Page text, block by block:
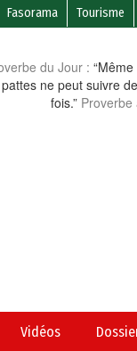
Fasorama Tourisme
du Jour :
pattes ne peut suivre
fois.” Proverbe
Vidéos